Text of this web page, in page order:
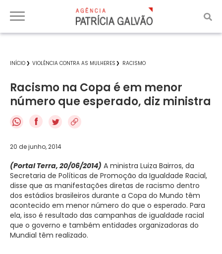
INÍCIO VIOLÊNCIA CONTRA AS MULHERES RACISMO
Racismo na Copa é em menor
número que esperado, diz ministra
f
20 de junho, 2014
(Portal Terra, 20/06/2014) A ministra Luiza Bairros, da
Secretaria de Políticas de Promoção da Igualdade Racial,
disse que as manifestações diretas de racismo dentro
dos estádios brasileiros durante a Copa do Mundo têm
acontecido em menor número do que o esperado. Para
ela, isso é resultado das campanhas de igualdade racial
que o governo e também entidades organizadoras do
Mundial têm realizado.